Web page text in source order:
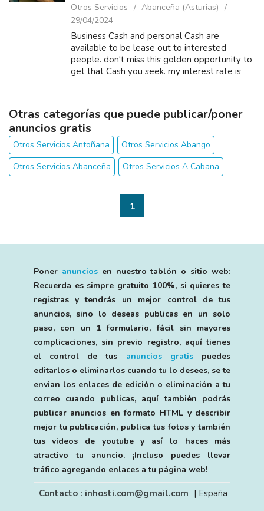
Otros Servicios
Abanceña (Asturias)
29/04/2024
Business Cash and personal Cash are
available to be lease out to interested
people. don't miss this golden opportunity to
get that Cash you seek. my interest rate is
problem. contact us now (WhatsApp)
numbe...
Otras categorías que puede publicar/poner
anuncios gratis
Otros Servicios Antoñana
Otros Servicios Abango
Otros Servicios Abanceña
Otros Servicios A Cabana
1
Poner anunciosen nuestro tablón o sitio web:
Recuerda es simpre gratuito 100%, si quieres te
registras y tendrás un mejor control de tus
anuncios, sino lo deseas publicas en un solo
paso, con un 1 formulario, fácil sin mayores
complicaciones, sin previo registro, aquí tienes
el control de tus anuncios gratispuedes
editarlos o eliminarlos cuando tu lo desees, se te
envian los enlaces de edición o eliminación a tu
correo cuando publicas, aquí también podrás
publicar anuncios en formato HTML y describir
mejor tu publicación, publica tus fotos y también
tus videos de youtube y así lo haces más
atractivo tu anuncio. ¡Incluso puedes llevar
tráfico agregando enlaces a tu página web!
Contacto : inhosti.com@gmail.com | España